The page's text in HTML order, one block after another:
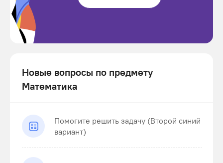
Новые вопросы по предмету
Математика
Помогите решить задачу (Второй синий
вариант)